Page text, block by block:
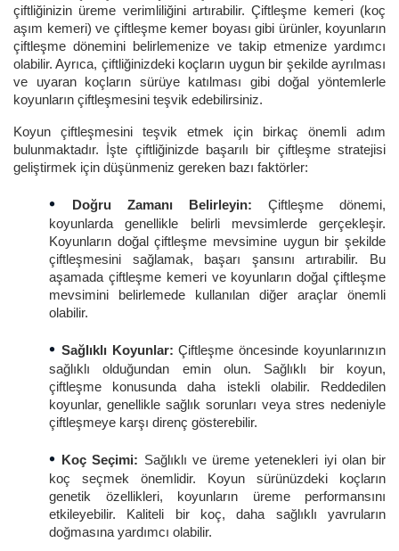
çiftliğinizin üreme verimliliğini artırabilir. Çiftleşme kemeri (koç
aşım kemeri) ve çiftleşme kemer boyası gibi ürünler, koyunların
çiftleşme dönemini belirlemenize ve takip etmenize yardımcı
olabilir. Ayrıca, çiftliğinizdeki koçların uygun bir şekilde ayrılması
ve uyaran koçların sürüye katılması gibi doğal yöntemlerle
koyunların çiftleşmesini teşvik edebilirsiniz.
Koyun çiftleşmesini teşvik etmek için birkaç önemli adım
bulunmaktadır. İşte çiftliğinizde başarılı bir çiftleşme stratejisi
geliştirmek için düşünmeniz gereken bazı faktörler:
• Doğru Zamanı Belirleyin: Çiftleşme dönemi,
koyunlarda genellikle belirli mevsimlerde gerçekleşir.
Koyunların doğal çiftleşme mevsimine uygun bir şekilde
çiftleşmesini sağlamak, başarı şansını artırabilir. Bu
aşamada çiftleşme kemeri ve koyunların doğal çiftleşme
mevsimini belirlemede kullanılan diğer araçlar önemli
olabilir.
• Sağlıklı Koyunlar: Çiftleşme öncesinde koyunlarınızın
sağlıklı olduğundan emin olun. Sağlıklı bir koyun,
çiftleşme konusunda daha istekli olabilir. Reddedilen
koyunlar, genellikle sağlık sorunları veya stres nedeniyle
çiftleşmeye karşı direnç gösterebilir.
• Koç Seçimi: Sağlıklı ve üreme yetenekleri iyi olan bir
koç seçmek önemlidir. Koyun sürünüzdeki koçların
genetik özellikleri, koyunların üreme performansını
etkileyebilir. Kaliteli bir koç, daha sağlıklı yavruların
doğmasına yardımcı olabilir.